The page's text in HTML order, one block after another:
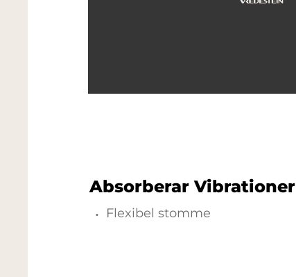
Absorberar Vibrationer
Flexibel stomme